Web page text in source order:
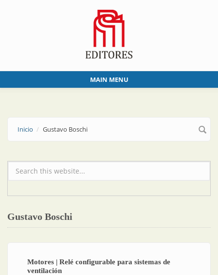
MAIN MENU
Inicio Gustavo Boschi
Formulario de búsqueda
Gustavo Boschi
Motores | Relé configurable para sistemas de
ventilación